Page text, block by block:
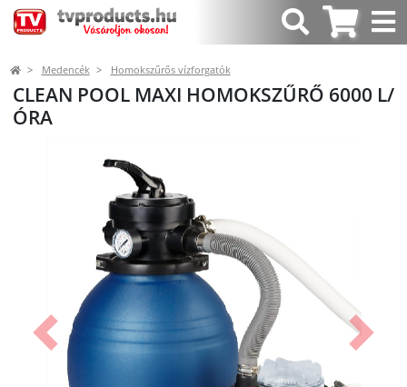
Medencék Homokszűrős vízforgatók
CLEAN POOL MAXI HOMOKSZŰRŐ 6000 L/
ÓRA
Előző